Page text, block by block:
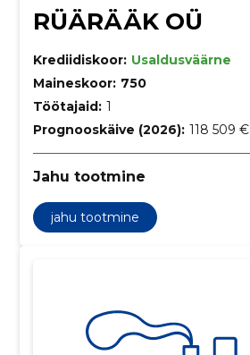
RÜÄRÄÄK OÜ
Krediidiskoor: Usaldusväärne
Maineskoor: 750
Töötajaid: 1
Prognooskäive (2026): 118 509 €
Jahu tootmine
jahu tootmine